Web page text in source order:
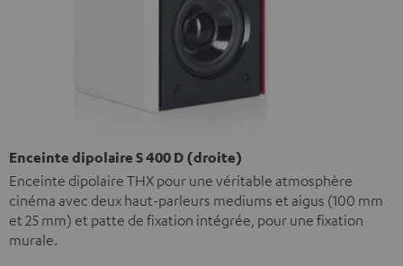
Enceinte dipolaire S 400 D (droite)
Enceinte dipolaire THX pour une véritable atmosphère
cinéma avec deux haut-parleurs mediums et aigus (100 mm
et 25 mm) et patte de fixation intégrée, pour une fixation
murale.